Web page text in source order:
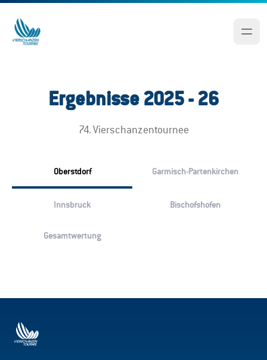
Ergebnisse 2025 - 26
74. Vierschanzentournee
Oberstdorf Garmisch-Partenkirchen
Innsbruck Bischofshofen
Gesamtwertung